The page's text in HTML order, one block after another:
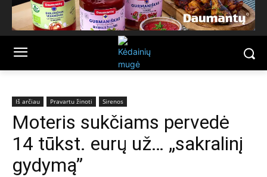
Iš arčiau Pravartu žinoti Sirenos
Moteris sukčiams pervedė
14 tūkst. eurų už… „sakralinį
gydymą”